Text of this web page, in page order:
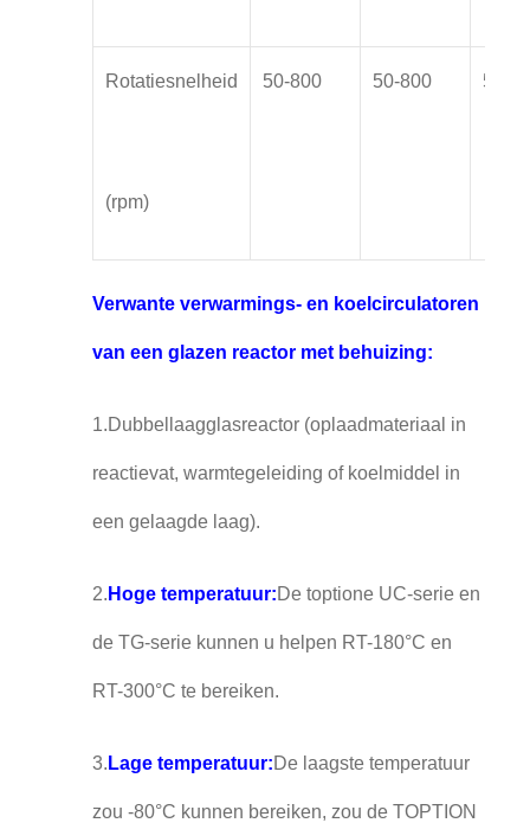
Rotatiesnelheid
(rpm)
50-800 50-800 50-
Verwante verwarmings- en koelcirculatoren
van een glazen reactor met behuizing:
1.Dubbellaagglasreactor (oplaadmateriaal in
reactievat, warmtegeleiding of koelmiddel in
een gelaagde laag).
2. Hoge temperatuur:De toptione UC-serie en
de TG-serie kunnen u helpen RT-180°C en
RT-300°C te bereiken.
3. Lage temperatuur:De laagste temperatuur
zou -80°C kunnen bereiken, zou de TOPTION